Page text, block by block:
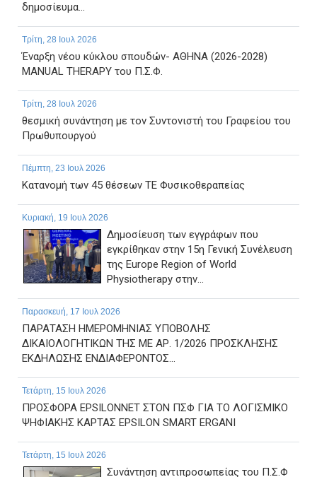
δημοσίευμα...
Τρίτη, 28 Ιουλ 2026
Έναρξη νέου κύκλου σπουδών- ΑΘΗΝΑ (2026-2028)
MANUAL THERAPY του Π.Σ.Φ.
Τρίτη, 28 Ιουλ 2026
θεσμική συνάντηση με τον Συντονιστή του Γραφείου του
Πρωθυπουργού
Πέμπτη, 23 Ιουλ 2026
Κατανομή των 45 θέσεων ΤΕ Φυσικοθεραπείας
Κυριακή, 19 Ιουλ 2026
Δημοσίευση των εγγράφων που
εγκρίθηκαν στην 15η Γενική Συνέλευση
της Europe Region of World
Physiotherapy στην...
Παρασκευή, 17 Ιουλ 2026
ΠΑΡΑΤΑΣΗ ΗΜΕΡΟΜΗΝΙΑΣ ΥΠΟΒΟΛΗΣ
ΔΙΚΑΙΟΛΟΓΗΤΙΚΩΝ ΤΗΣ ΜΕ ΑΡ. 1/2026 ΠΡΟΣΚΛΗΣΗΣ
ΕΚΔΗΛΩΣΗΣ ΕΝΔΙΑΦΕΡΟΝΤΟΣ...
Τετάρτη, 15 Ιουλ 2026
ΠΡΟΣΦΟΡΑ EPSILONNET ΣΤΟΝ ΠΣΦ ΓΙΑ ΤΟ ΛΟΓΙΣΜΙΚΟ
ΨΗΦΙΑΚΗΣ ΚΑΡΤΑΣ EPSILON SMART ERGANI
Τετάρτη, 15 Ιουλ 2026
Συνάντηση αντιπροσωπείας του Π.Σ.Φ